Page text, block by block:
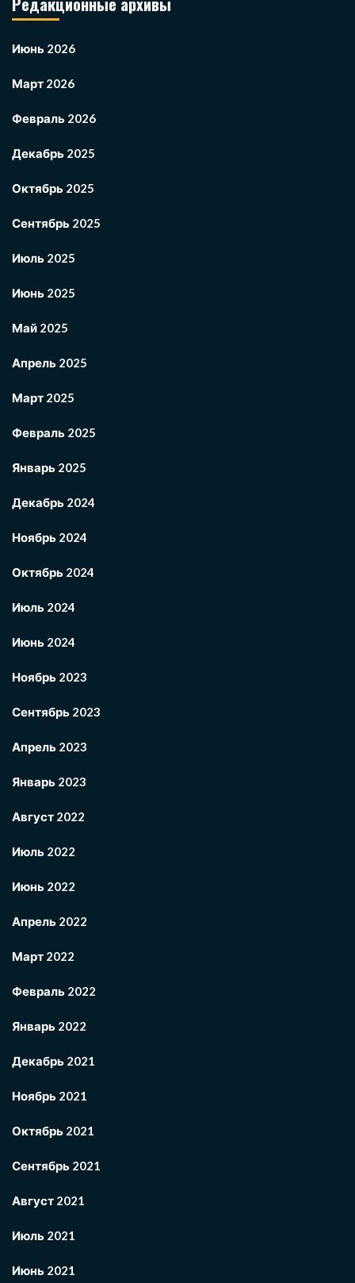
Июнь 2026
Март 2026
Февраль 2026
Декабрь 2025
Октябрь 2025
Сентябрь 2025
Июль 2025
Июнь 2025
Май 2025
Апрель 2025
Март 2025
Февраль 2025
Январь 2025
Декабрь 2024
Ноябрь 2024
Октябрь 2024
Июль 2024
Июнь 2024
Ноябрь 2023
Сентябрь 2023
Апрель 2023
Январь 2023
Август 2022
Июль 2022
Июнь 2022
Апрель 2022
Март 2022
Февраль 2022
Январь 2022
Декабрь 2021
Ноябрь 2021
Октябрь 2021
Сентябрь 2021
Август 2021
Июль 2021
Июнь 2021